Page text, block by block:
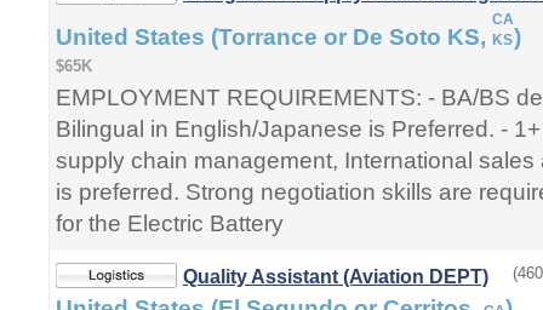
United States (Torrance or De Soto KS,
CA
KS)
$65K
EMPLOYMENT REQUIREMENTS: - BA/BS
Bilingual in English/Japanese is Preferred. -
supply chain management, International
is preferred. Strong negotiation skills are
for the Electric Battery
Quality Assistant (Aviation DEPT)